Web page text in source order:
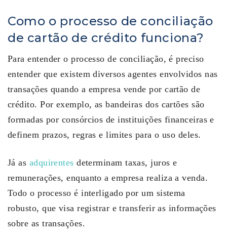
Como o processo de conciliação
de cartão de crédito funciona?
Para entender o processo de conciliação, é preciso
entender que existem diversos agentes envolvidos nas
transações quando a empresa vende por cartão de
crédito. Por exemplo, as bandeiras dos cartões são
formadas por consórcios de instituições financeiras e
definem prazos, regras e limites para o uso deles.
Já as adquirentes determinam taxas, juros e
remunerações, enquanto a empresa realiza a venda.
Todo o processo é interligado por um sistema
robusto, que visa registrar e transferir as informações
sobre as transações.